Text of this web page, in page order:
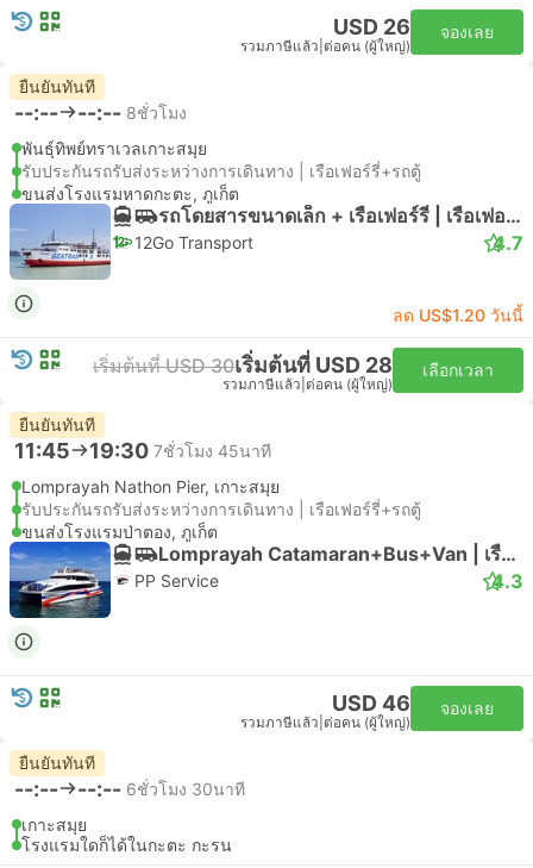
USD 26
รวมภาษีแล้ว ต่อคน (ผู้ใหญ่)
จองเลย
ยืนยันทันที
--:-- --:-- 8ชั่วโมง
พันธุ์ทิพย์ทราเวลเกาะสมุย
รับประกันรถรับส่งระหว่างการเดินทาง | เรือเฟอร์รี่+รถตู้
ขนส่งโรงแรมหาดกะตะ, ภูเก็ต
รถโดยสารขนาดเล็ก + เรือเฟอร์รี่ | เรือเฟอร์รี่
12Go Transport 4.7
ลด US$1.20 วันนี้
เริ่มต้นที่ USD 30เริ่มต้นที่ USD 28
รวมภาษีแล้ว ต่อคน (ผู้ใหญ่)
เลือกเวลา
ยืนยันทันที
11:45 19:30 7ชั่วโมง 45นาที
Lomprayah Nathon Pier, เกาะสมุย
รับประกันรถรับส่งระหว่างการเดินทาง | เรือเฟอร์รี่+รถตู้
ขนส่งโรงแรมป่าตอง, ภูเก็ต
Lomprayah Catamaran+Bus+Van | เรือเฟอร์รี่
PP Service 4.3
USD 46
รวมภาษีแล้ว ต่อคน (ผู้ใหญ่)
จองเลย
ยืนยันทันที
--:-- --:-- 6ชั่วโมง 30นาที
เกาะสมุย
โรงแรมใดก็ได้ในกะตะ กะรน